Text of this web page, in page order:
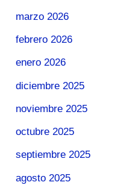
marzo 2026
febrero 2026
enero 2026
diciembre 2025
noviembre 2025
octubre 2025
septiembre 2025
agosto 2025